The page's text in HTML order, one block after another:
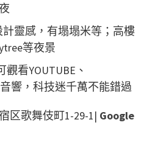
靈感，有塌塌米等；高樓
等夜景
看YOUTUBE、
響，科技迷千萬不能錯過
区歌舞伎町1-29-1| Google